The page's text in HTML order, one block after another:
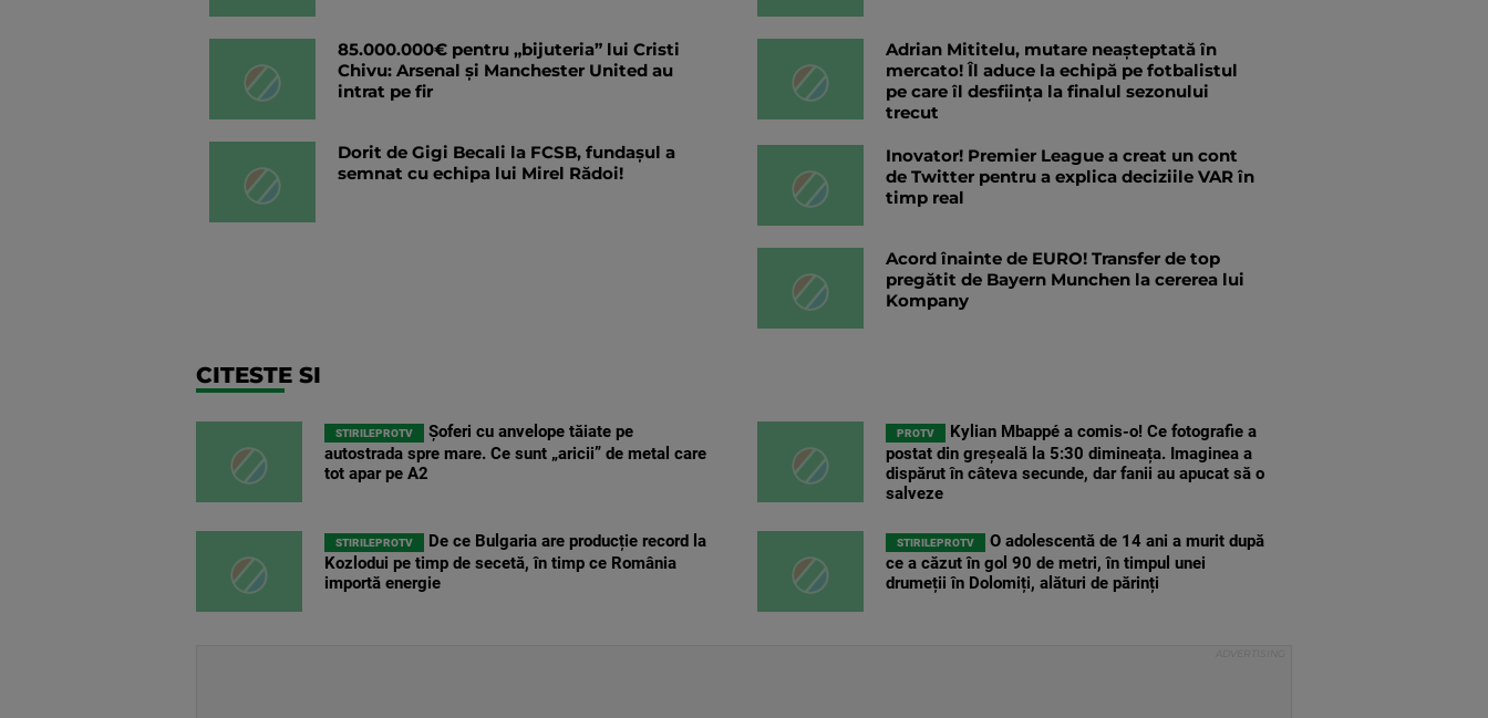
85.000.000€ pentru „bijuteria” lui Cristi
Chivu: Arsenal și Manchester United au
intrat pe fir
Dorit de Gigi Becali la FCSB, fundașul a
semnat cu echipa lui Mirel Rădoi!
Adrian Mititelu, mutare neașteptată în
mercato! Îl aduce la echipă pe fotbalistul
pe care îl desființa la finalul sezonului
trecut
Inovator! Premier League a creat un cont
de Twitter pentru a explica deciziile VAR în
timp real
Acord înainte de EURO! Transfer de top
pregătit de Bayern Munchen la cererea lui
Kompany
CITESTE SI
STIRILEPROTV
Șoferi cu anvelope tăiate pe
autostrada spre mare. Ce sunt „aricii” de metal care
tot apar pe A2
PROTV
Kylian Mbappé a comis-o! Ce fotografie a
postat din greșeală la 5:30 dimineața. Imaginea a
dispărut în câteva secunde, dar fanii au apucat să o
salveze
STIRILEPROTV
De ce Bulgaria are producție record la
Kozlodui pe timp de secetă, în timp ce România
importă energie
STIRILEPROTV
O adolescentă de 14 ani a murit după
ce a căzut în gol 90 de metri, în timpul unei
drumeții în Dolomiți, alături de părinți